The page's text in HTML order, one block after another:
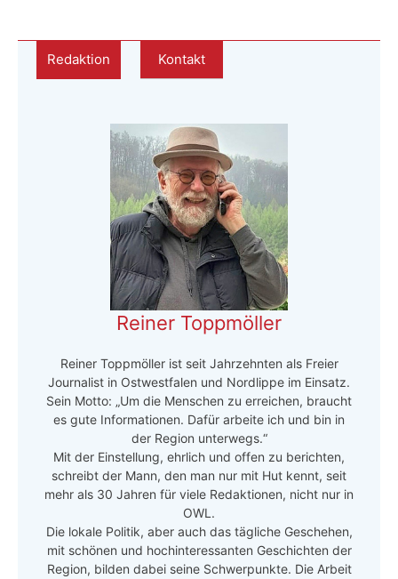
Redaktion Kontakt
Reiner Toppmöller
Reiner Toppmöller ist seit Jahrzehnten als Freier
Journalist in Ostwestfalen und Nordlippe im Einsatz.
Sein Motto: „Um die Menschen zu erreichen, braucht
es gute Informationen. Dafür arbeite ich und bin in
der Region unterwegs.“
Mit der Einstellung, ehrlich und offen zu berichten,
schreibt der Mann, den man nur mit Hut kennt, seit
mehr als 30 Jahren für viele Redaktionen, nicht nur in
OWL.
Die lokale Politik, aber auch das tägliche Geschehen,
mit schönen und hochinteressanten Geschichten der
Region, bilden dabei seine Schwerpunkte. Die Arbeit